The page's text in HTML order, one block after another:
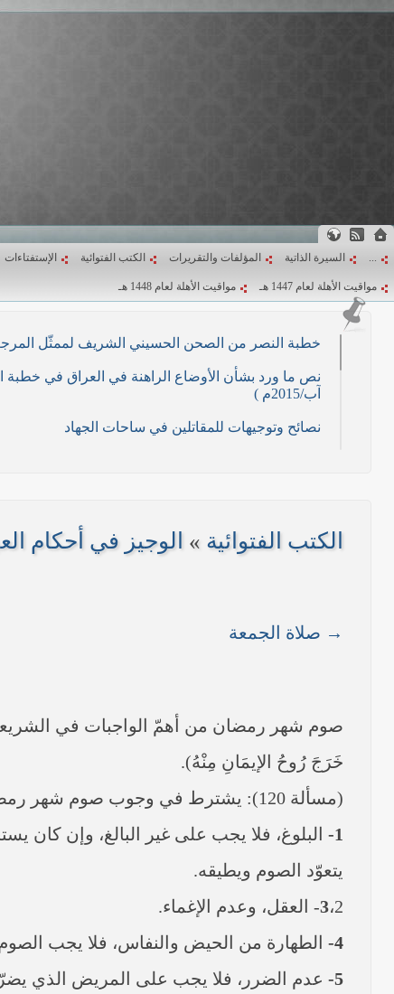
... السيرة الذاتية المؤلفات والتقريرات الكتب الفتوائية الإستفتاءات
مواقيت الأهلة لعام 1447 هـ مواقيت الأهلة لعام 1448 هـ
خطبة النصر من الصحن الحسيني الشريف لممثّل المرجعية الدينية العليا
آب/2015م )
نصائح وتوجيهات للمقاتلين في ساحات الجهاد
على مناطق واسعة في محافظتي نينوى وصلاح الدين
بيان صادر من مكتب سماحة السيد السيستاني -دام
الكتب الفتوائية » الوجيز في أحكام
→ صلاة الجمعة
صوم شهر رمضان من أهمّ الواجبات في
خَرَجَ رُوحُ الإيمَانِ مِنْهُ).
(مسألة 120): يشترط في وجوب صوم شهر رمضان أمور:
1-
البلوغ، فلا يجب على غير البالغ، وإن كان
يتعوّد الصوم ويطيقه.
3،2- العقل، وعدم الإغماء.
4-
الطهارة من الحيض والنفاس، فلا يجب
5-
عدم الضرر، فلا يجب على المريض الذي يضرّ